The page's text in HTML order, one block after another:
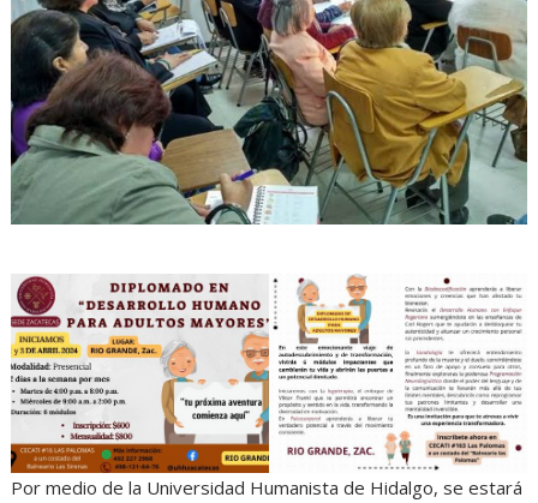
Por medio de la Universidad Humanista de Hidalgo, se estará